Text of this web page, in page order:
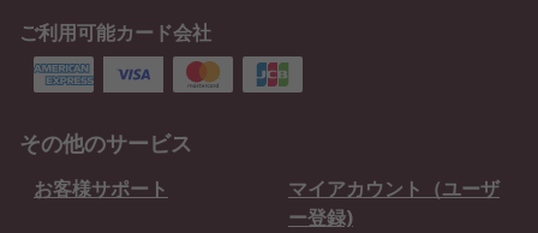
ご利用可能カード会社
その他のサービス
お客様サポート
マイアカウント（ユーザ
ー登録)